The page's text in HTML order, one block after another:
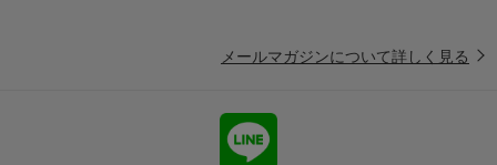
メールマガジンについて詳しく見る